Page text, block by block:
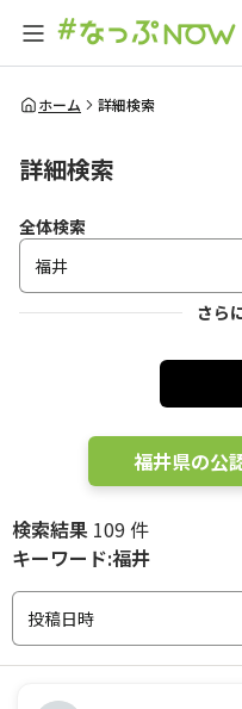
全体検索
ホーム 詳細検索
詳細検索
全体検索
さら
福井県の公
検索結果 109 件
キーワード:福井
投稿日時